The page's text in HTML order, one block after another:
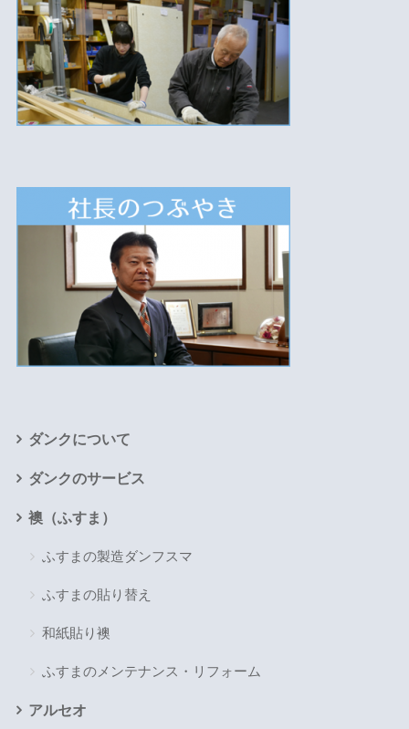
ダンクについて
ダンクのサービス
襖（ふすま）
ふすまの製造ダンフスマ
ふすまの貼り替え
和紙貼り襖
ふすまのメンテナンス・リフォーム
アルセオ